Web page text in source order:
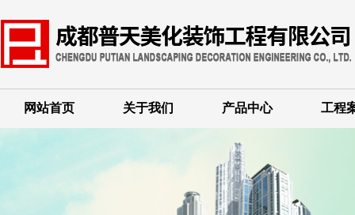
网站首页 关于我们 产品中心 工程